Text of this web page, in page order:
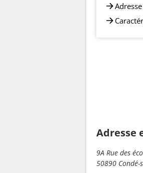
Adresse
9A Rue des
50890 Condé-